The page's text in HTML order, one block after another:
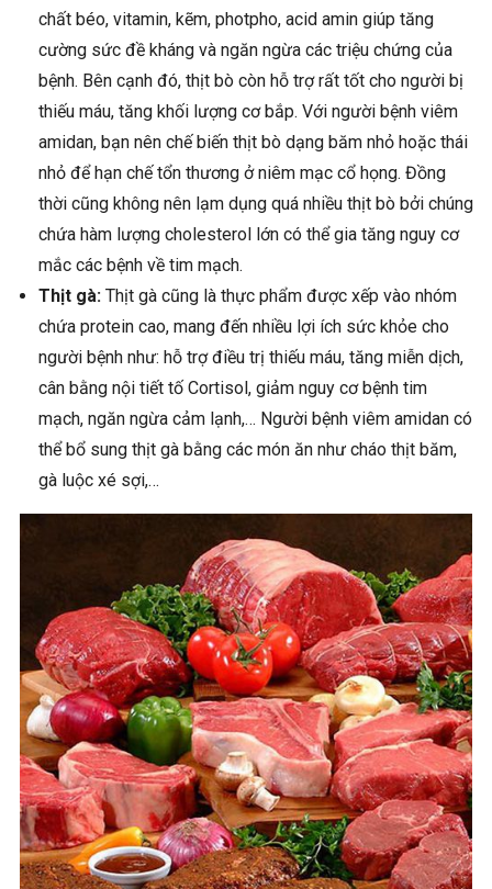
chất béo, vitamin, kẽm, photpho, acid amin giúp tăng
cường sức đề kháng và ngăn ngừa các triệu chứng của
bệnh. Bên cạnh đó, thịt bò còn hỗ trợ rất tốt cho người bị
thiếu máu, tăng khối lượng cơ bắp. Với người bệnh viêm
amidan, bạn nên chế biến thịt bò dạng băm nhỏ hoặc thái
nhỏ để hạn chế tổn thương ở niêm mạc cổ họng. Đồng
thời cũng không nên lạm dụng quá nhiều thịt bò bởi chúng
chứa hàm lượng cholesterol lớn có thể gia tăng nguy cơ
mắc các bệnh về tim mạch.
Thịt gà: Thịt gà cũng là thực phẩm được xếp vào nhóm
chứa protein cao, mang đến nhiều lợi ích sức khỏe cho
người bệnh như: hỗ trợ điều trị thiếu máu, tăng miễn dịch,
cân bằng nội tiết tố Cortisol, giảm nguy cơ bệnh tim
mạch, ngăn ngừa cảm lạnh,… Người bệnh viêm amidan có
thể bổ sung thịt gà bằng các món ăn như cháo thịt băm,
gà luộc xé sợi,…